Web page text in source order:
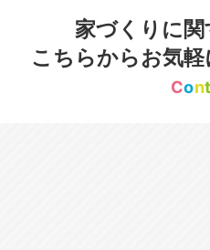
家づくりに
こちらからお気
Cont